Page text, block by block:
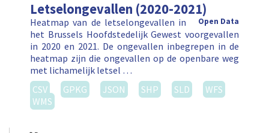
Letselongevallen (2020-2021)
Open Data
Heatmap van de letselongevallen in
het Brussels Hoofdstedelijk Gewest voorgevallen
in 2020 en 2021. De ongevallen inbegrepen in de
heatmap zijn die ongevallen op de openbare weg
met lichamelijk letsel …
CSV
GPKG JSON SHP SLD
WFS
WMS